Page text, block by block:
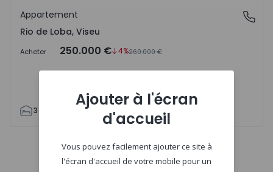
Rio de Loba, Viseu
Appartement
Rio de Loba, Viseu
Acheter 250.000 € 4%260.000 €
3 92 94
Carte Liste
Ajouter à l'écran
d'accueil
Vous pouvez facilement ajouter ce site à
l'écran d'accueil de votre mobile pour un